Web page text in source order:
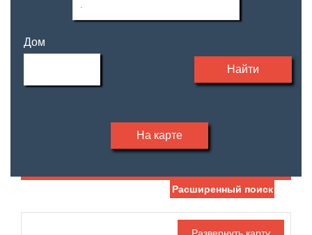
Дом
Найти
На карте
Жилая площадь
—
Расширенный поиск